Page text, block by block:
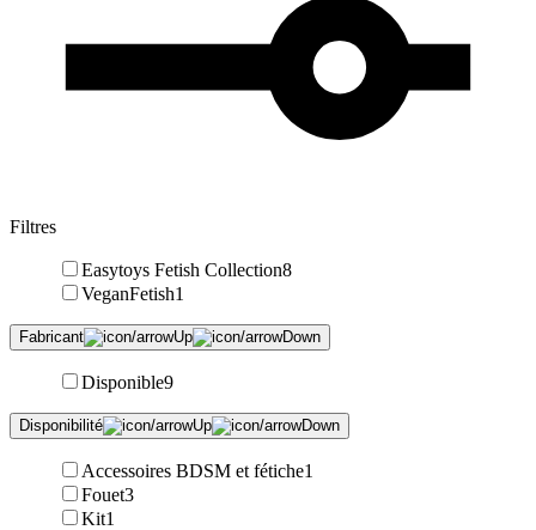
Filtres
Easytoys Fetish Collection8
VeganFetish1
Fabricant
Disponible9
Disponibilité
Accessoires BDSM et fétiche1
Fouet3
Kit1